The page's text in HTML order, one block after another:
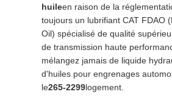
huileen raison de la
toujours un lubrifiant CAT FDAO
Oil) spécialisé de qualité
de transmission haute
mélangez jamais de liquide
d'huiles pour engrenages
le265-2299logement.